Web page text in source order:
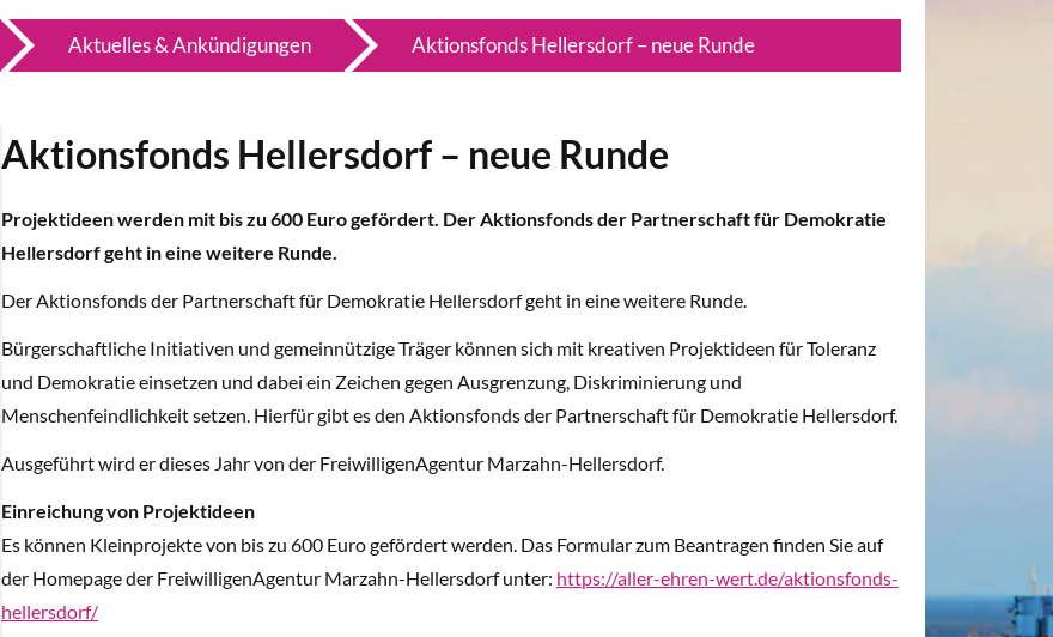
Aktuelles & Ankündigungen Aktionsfonds Hellersdorf – neue Runde
Aktionsfonds Hellersdorf – neue Runde
Projektideen werden mit bis zu 600 Euro gefördert. Der Aktionsfonds der Partnerschaft für Demokratie
Hellersdorf geht in eine weitere Runde.
Der Aktionsfonds der Partnerschaft für Demokratie Hellersdorf geht in eine weitere Runde.
Bürgerschaftliche Initiativen und gemeinnützige Träger können sich mit kreativen Projektideen für Toleranz
und Demokratie einsetzen und dabei ein Zeichen gegen Ausgrenzung, Diskriminierung und
Menschenfeindlichkeit setzen. Hierfür gibt es den Aktionsfonds der Partnerschaft für Demokratie Hellersdorf.
Ausgeführt wird er dieses Jahr von der FreiwilligenAgentur Marzahn-Hellersdorf.
Einreichung von Projektideen
Es können Kleinprojekte von bis zu 600 Euro gefördert werden. Das Formular zum Beantragen finden Sie auf
der Homepage der FreiwilligenAgentur Marzahn-Hellersdorf unter: https://aller-ehren-wert.de/aktionsfonds-
hellersdorf/